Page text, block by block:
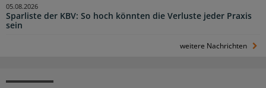
Sparliste der KBV: So hoch könnten die Verluste jeder Praxis
sein
05.08.2026
weitere Nachrichten